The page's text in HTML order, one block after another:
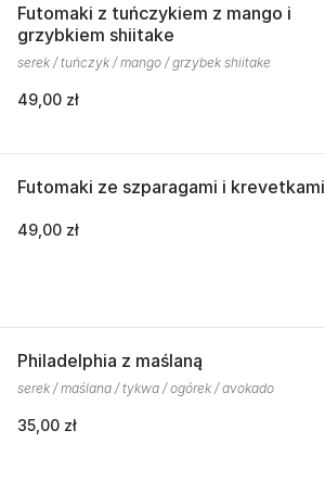
Futomaki z tuńczykiem z mango i
grzybkiem shiitake
serek / tuńczyk / mango / grzybek shiitake
49,00 zł
Futomaki ze szparagami i krevetkami
49,00 zł
Philadelphia z maślaną
serek / maślana / tykwa / ogórek / avokado
35,00 zł